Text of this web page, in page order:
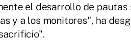
el desarrollo de
y a los monitores", ha